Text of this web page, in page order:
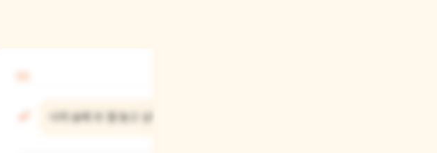
너의 숲에 또 뭘 놓고 싶어?